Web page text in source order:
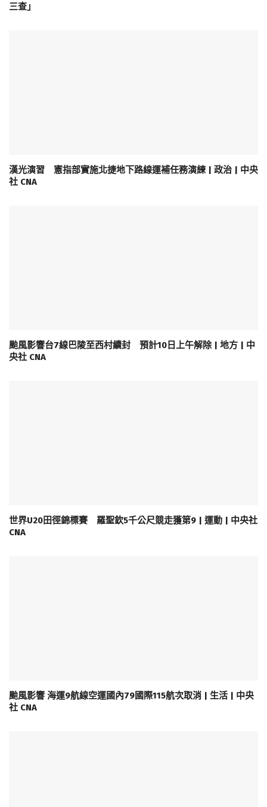
三查」
漢光演習 憲指部實施北捷地下路線運補任務演練 | 政治 | 中央
社 CNA
颱風影響台7線巴陵至西村續封 預計10日上午解除 | 地方 | 中
央社 CNA
世界U20田徑錦標賽 羅聖欽5千公尺競走獲第9 | 運動 | 中央社
CNA
颱風影響 海運9航線空運國內79國際115航次取消 | 生活 | 中央
社 CNA